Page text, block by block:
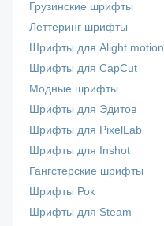
Грузинские шрифты
Леттеринг шрифты
Шрифты для Alight motion
Шрифты для CapCut
Модные шрифты
Шрифты для Эдитов
Шрифты для PixelLab
Шрифты для Inshot
Гангстерские шрифты
Шрифты Рок
Шрифты для Steam